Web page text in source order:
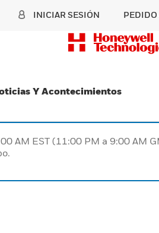
INICIAR SESIÓN PEDIDO
Y Acontecimientos
AM EST (11:00 PM a 9:00 AM